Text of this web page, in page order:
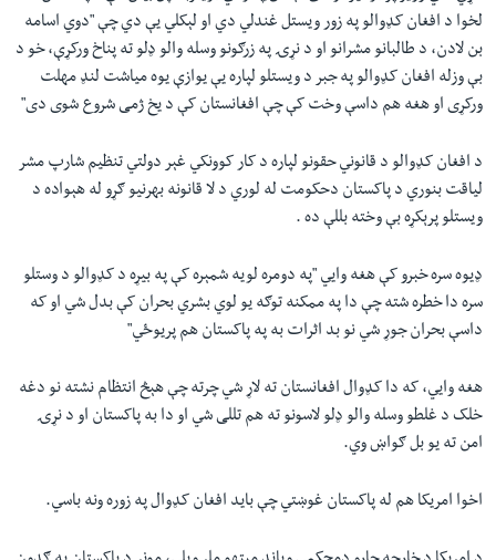
لخوا د افغان کډوالو په زور ويستل غندلي دي او لېکلي یې دي چې "دوي اسامه
بن لادن، د طالبانو مشرانو او د نړۍ په زرګونو وسله والو ډلو ته پناخ ورکړې، خو د
بې وزله افغان کډوالو په جبر د ویستلو لپاره یې يوازې يوه مياشت لنډ مهلت
ورکړی او هغه هم داسې وخت کې چې افغانستان کې د یخ ژمی شروع شوی دی"
د افغان کډوالو د قانوني حقونو لپاره د کار کوونکي غېر دولتي تنظيم شارپ مشر
لياقت بنوري د پاکستان دحکومت له لوري د لا قانونه بهرنیو ګړو له هېواده د
ويستلو پرېکړه بې وخته بللې ده .
ډیوه سره خبرو کې هغه وایي "په دومره لويه شمېره کې په بیړه د کډوالو د وستلو
سره دا خطره شته چې دا په ممکنه توګه يو لوي بشري بحران کې بدل شي او که
داسې بحران جوړ شي نو بد اثرات به په پاکستان هم پريوځي"
هغه وایي، که دا کډوال افغانستان ته لاړ شي چرته چې هېڅ انتظام نشته نو دغه
خلک د غلطو وسله والو ډلو لاسونو ته هم تللی شي او دا به پاکستان او د نړۍ
امن ته يو بل ګواښ وي.
اخوا امریکا هم له پاکستان غوښتي چې باید افغان کډوال په زوره ونه باسي.